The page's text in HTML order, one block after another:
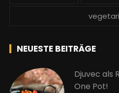
NEUESTE BEITRÄGE
Djuvec als
One Pot!